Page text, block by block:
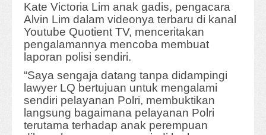
Kate Victoria Lim anak gadis, pengacara
Alvin Lim dalam videonya terbaru di kanal
Youtube Quotient TV, menceritakan
pengalamannya mencoba membuat
laporan polisi sendiri.
“Saya sengaja datang tanpa didampingi
lawyer LQ bertujuan untuk mengalami
sendiri pelayanan Polri, membuktikan
langsung bagaimana pelayanan Polri
terutama terhadap anak perempuan